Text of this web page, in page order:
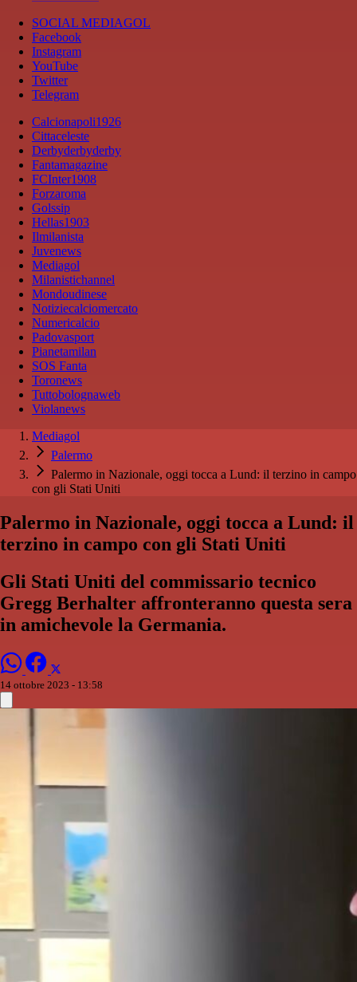
SOCIAL MEDIAGOL
Facebook
Instagram
YouTube
Twitter
Telegram
Calcionapoli1926
Cittaceleste
Derbyderbyderby
Fantamagazine
FCInter1908
Forzaroma
Golssip
Hellas1903
Ilmilanista
Juvenews
Mediagol
Milanistichannel
Mondoudinese
Notiziecalciomercato
Numericalcio
Padovasport
Pianetamilan
SOS Fanta
Toronews
Tuttobolognaweb
Violanews
Mediagol
Palermo
Palermo in Nazionale, oggi tocca a Lund: il terzino in campo
con gli Stati Uniti
Palermo in Nazionale, oggi tocca a Lund: il
terzino in campo con gli Stati Uniti
Gli Stati Uniti del commissario tecnico
Gregg Berhalter affronteranno questa sera
in amichevole la Germania.
14 ottobre 2023 - 13:58